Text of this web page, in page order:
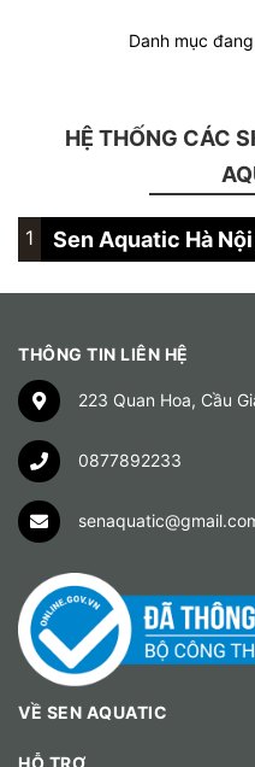
Danh mục
HỆ THỐNG CÁC
1 Sen Aquatic Hà
THÔNG TIN LIÊN HỆ
223 Quan Hoa, Cầu
0877892233
VỀ SEN AQUATIC